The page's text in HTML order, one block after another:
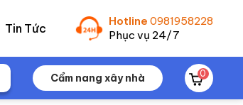
Tin Tức
Hotline 0981958228
Phục vụ 24/7
Cẩm nang xây nhà 0